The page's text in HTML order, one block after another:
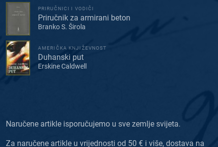
PRIRUČNICI I VODIČI
Priručnik za armirani beton
Branko S. Širola
AMERIČKA KNJIŽEVNOST
Duhanski put
Erskine Caldwell
Naručene artikle isporučujemo u sve zemlje svijeta.
Za naručene artikle u vrijednosti od 50 € i više, dostava na